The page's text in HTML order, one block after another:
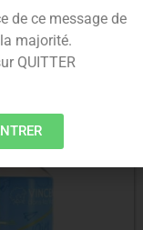
Lire la suite
de ce message de
majorité.
QUITTER